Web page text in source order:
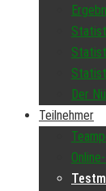
Der
Teilnehmer